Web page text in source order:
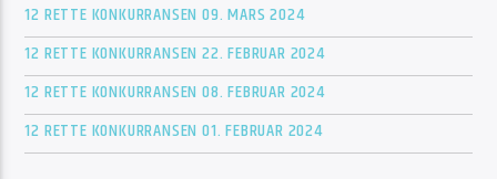
12 RETTE KONKURRANSEN 09. MARS 2024
12 RETTE KONKURRANSEN 22. FEBRUAR 2024
12 RETTE KONKURRANSEN 08. FEBRUAR 2024
12 RETTE KONKURRANSEN 01. FEBRUAR 2024